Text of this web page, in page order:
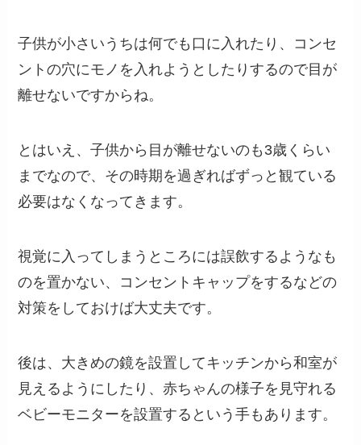
子供が小さいうちは何でも口に入れたり、コンセ
ントの穴にモノを入れようとしたりするので目が
離せないですからね。
とはいえ、子供から目が離せないのも3歳くらい
までなので、その時期を過ぎればずっと観ている
必要はなくなってきます。
視覚に入ってしまうところには誤飲するようなも
のを置かない、コンセントキャップをするなどの
対策をしておけば大丈夫です。
後は、大きめの鏡を設置してキッチンから和室が
見えるようにしたり、赤ちゃんの様子を見守れる
ベビーモニターを設置するという手もあります。